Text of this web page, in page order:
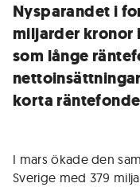
Nysparandet i
miljarder kronor
som långe
korta
I mars ökade den
Sverige med 379